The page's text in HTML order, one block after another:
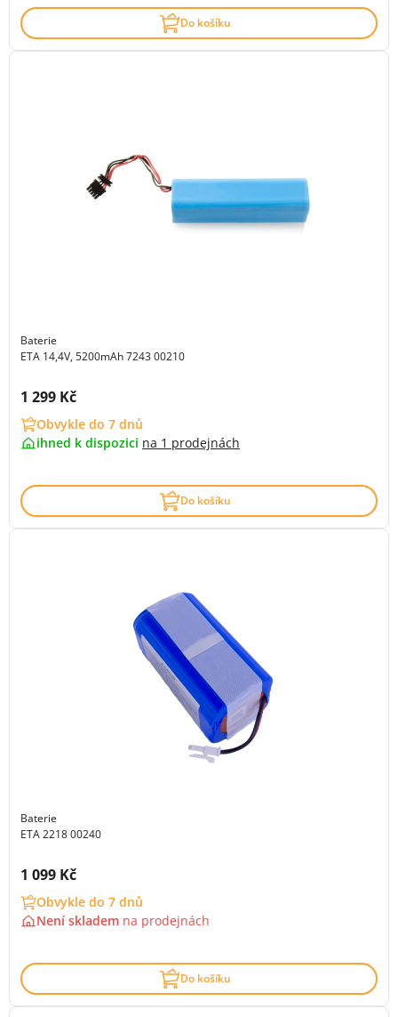
Do košíku
Baterie
ETA 14,4V, 5200mAh 7243 00210
Cena s DPH:
1 299 Kč
Obvykle do 7 dnů
ihned k dispozici na 1 prodejnách
Do košíku
Baterie
ETA 2218 00240
Cena s DPH:
1 099 Kč
Obvykle do 7 dnů
Není skladem na prodejnách
Do košíku